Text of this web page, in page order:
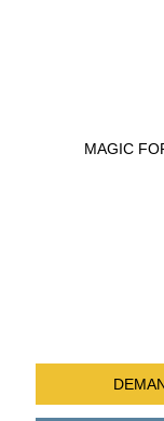
MAGIC